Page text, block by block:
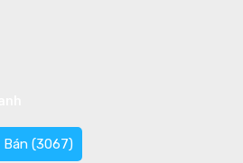
Bán (3067)